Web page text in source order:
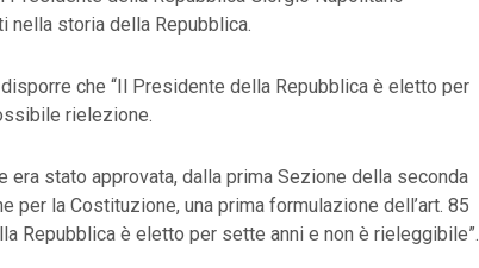
nella storia della Repubblica.
che “Il Presidente della Repubblica è eletto per
rielezione.
stato approvata, dalla prima Sezione della seconda
la Costituzione, una prima formulazione dell’art. 85
Repubblica è eletto per sette anni e non è rieleggibile”.